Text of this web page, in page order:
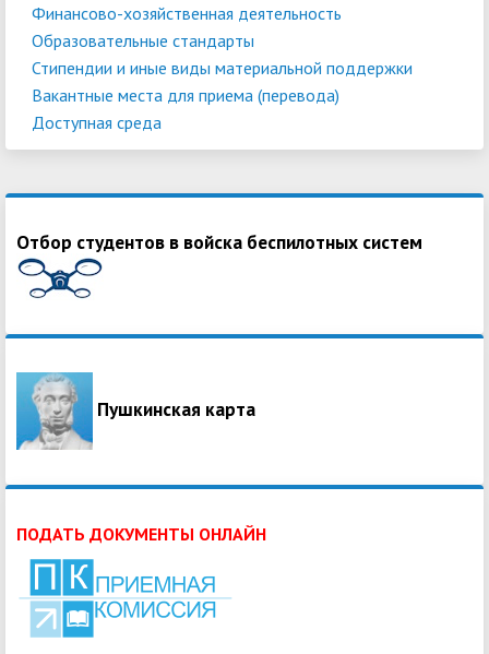
Финансово-хозяйственная деятельность
Образовательные стандарты
Стипендии и иные виды материальной поддержки
Вакантные места для приема (перевода)
Доступная среда
Отбор студентов в войска беспилотных систем
Пушкинская карта
ПОДАТЬ ДОКУМЕНТЫ ОНЛАЙН